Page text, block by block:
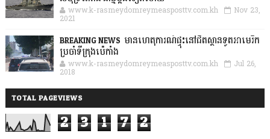
www.k-rasmeydomreymeasposttv.com.kh Nov 23,
2021
BREAKING NEWS: មានហេតុការណ៍ផ្ទុះនៅជិតស្ថានទូតអាមេរិក
ប្រចាំទីក្រុងប៉េកាំង
www.k-rasmeydomreymeasposttv.com.kh Jul 26,
2018
TOTAL PAGEVIEWS
2 3 1 7 2